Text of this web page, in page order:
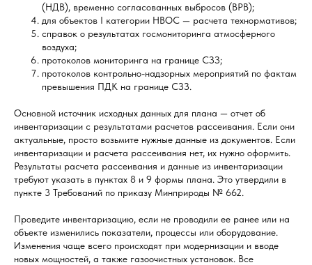
(НДВ), временно согласованных выбросов (ВРВ);
для объектов I категории НВОС — расчета технормативов;
справок о результатах госмониторинга атмосферного
воздуха;
протоколов мониторинга на границе СЗЗ;
протоколов контрольно-надзорных мероприятий по фактам
превышения ПДК на границе СЗЗ.
Основной источник исходных данных для плана — отчет об
инвентаризации с результатами расчетов рассеивания. Если они
актуальные, просто возьмите нужные данные из документов. Если
инвентаризации и расчета рассеивания нет, их нужно оформить.
Результаты расчета рассеивания и данные из инвентаризации
требуют указать в пунктах 8 и 9 формы плана. Это утвердили в
пункте 3 Требований по приказу Минприроды № 662.
Проведите инвентаризацию, если не проводили ее ранее или на
объекте изменились показатели, процессы или оборудование.
Изменения чаще всего происходят при модернизации и вводе
новых мощностей, а также газоочистных установок. Все